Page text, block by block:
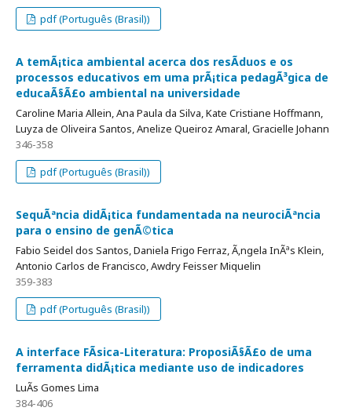
pdf (Português (Brasil))
A temÃ¡tica ambiental acerca dos resÃ­duos e os
processos educativos em uma prÃ¡tica pedagÃ³gica de
educaÃ§Ã£o ambiental na universidade
Caroline Maria Allein, Ana Paula da Silva, Kate Cristiane Hoffmann,
Luyza de Oliveira Santos, Anelize Queiroz Amaral, Gracielle Johann
346-358
pdf (Português (Brasil))
SequÃªncia didÃ¡tica fundamentada na neurociÃªncia
para o ensino de genÃ©tica
Fabio Seidel dos Santos, Daniela Frigo Ferraz, Ã‚ngela InÃªs Klein,
Antonio Carlos de Francisco, Awdry Feisser Miquelin
359-383
pdf (Português (Brasil))
A interface FÃ­sica-Literatura: ProposiÃ§Ã£o de uma
ferramenta didÃ¡tica mediante uso de indicadores
LuÃ­s Gomes Lima
384-406